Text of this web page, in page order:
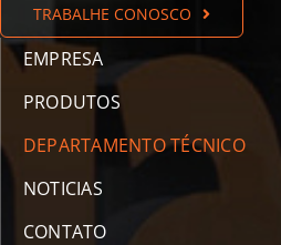
TRABALHE CONOSCO
EMPRESA
PRODUTOS
DEPARTAMENTO TÉCNICO
NOTICIAS
CONTATO